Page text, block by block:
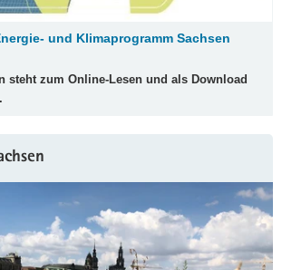
und Klimaprogramm Sachsen
steht zum Online-Lesen und als Download